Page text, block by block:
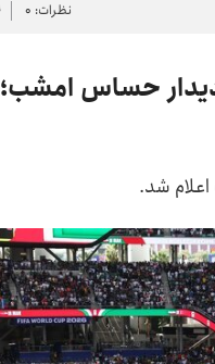
نظرات: ۰
دیدار حساس امشب؛
شد.